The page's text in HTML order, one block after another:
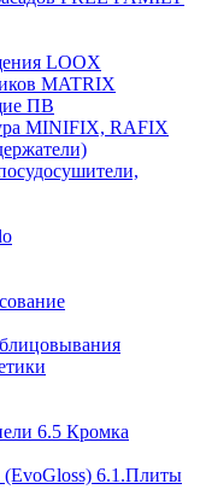
LOOX
MATRIX
ПВ
MINIFIX, RAFIX
6.5 Кромка
6.1.Плиты